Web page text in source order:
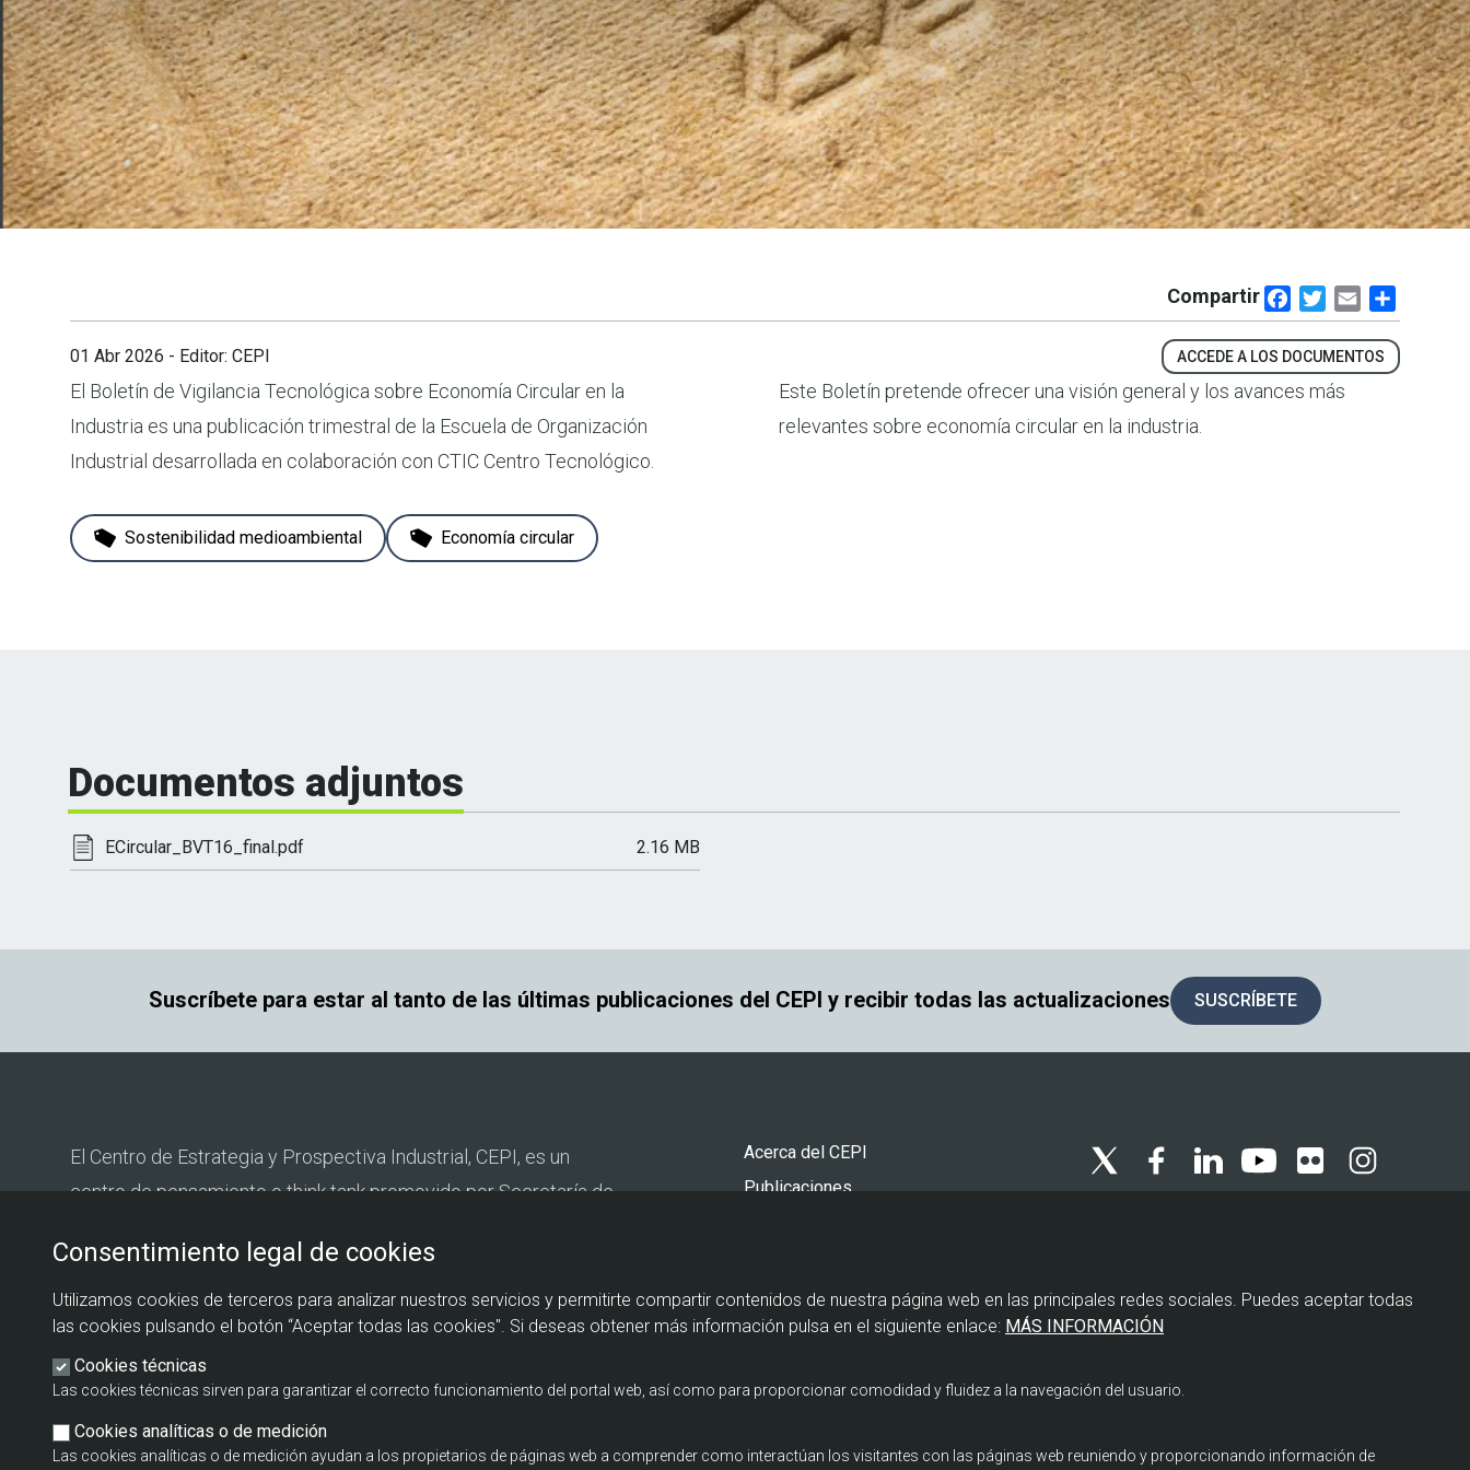
Compartir FacebookTwitterEmail
01 Abr 2026 - Editor: CEPI ACCEDE A LOS DOCUMENTOS
El Boletín de Vigilancia Tecnológica sobre Economía Circular en la
Industria es una publicación trimestral de la Escuela de Organización
Industrial desarrollada en colaboración con CTIC Centro Tecnológico.
Este Boletín pretende ofrecer una visión general y los avances más
relevantes sobre economía circular en la industria.
Sostenibilidad medioambiental Economía circular
Documentos adjuntos
ECircular_BVT16_final.pdf 2.16 MB
Suscríbete para estar al tanto de las últimas publicaciones del CEPI y recibir todas las actualizaciones SUSCRÍBETE
El Centro de Estrategia y Prospectiva Industrial, CEPI, es un
centro de pensamiento o think tank promovido por Secretaría de
Fundación EOI.
Pie
de
Acerca del CEPI
Publicaciones
Contacto
legal
Política de cookies
Aviso legal
Consentimiento legal de cookies
Utilizamos cookies de terceros para analizar nuestros servicios y permitirte compartir contenidos de nuestra página web en las principales redes sociales. Puedes aceptar todas
las cookies pulsando el botón “Aceptar todas las cookies". Si deseas obtener más información pulsa en el siguiente enlace: MÁS INFORMACIÓN
Cookies técnicas
Las cookies técnicas sirven para garantizar el correcto funcionamiento del portal web, así como para proporcionar comodidad y fluidez a la navegación del usuario.
Cookies analíticas o de medición
Las cookies analíticas o de medición ayudan a los propietarios de páginas web a comprender como interactúan los visitantes con las páginas web reuniendo y proporcionando información de